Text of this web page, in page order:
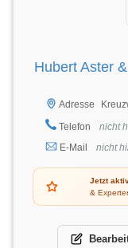
Hubert Aster
Adresse
Telefon
nicht
E-Mail
nicht
Jetzt
&